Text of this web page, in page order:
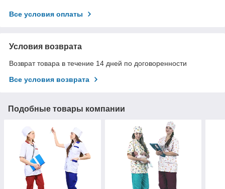
Все условия оплаты
Условия возврата
Возврат товара в течение 14 дней по договоренности
Все условия возврата
Подобные товары компании